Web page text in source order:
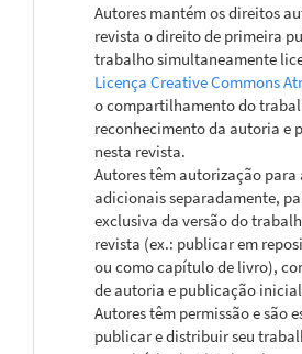
Autores mantém os direitos
revista o direito de primeira
trabalho simultaneamente
Licença Creative Commons
o compartilhamento do
reconhecimento da autoria e
nesta revista.
Autores têm autorização
adicionais separadamente,
exclusiva da versão do
revista (ex.: publicar em
ou como capítulo de livro),
de autoria e publicação
Autores têm permissão e são
publicar e distribuir seu